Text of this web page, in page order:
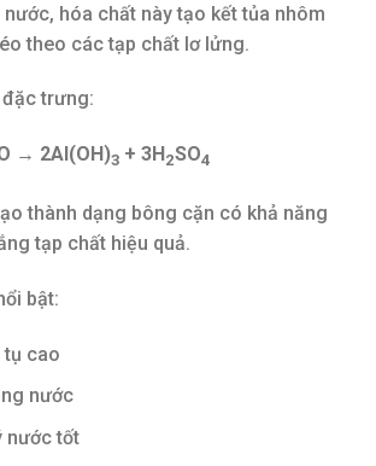
hóa chất này tạo kết tủa nhôm
theo các tạp chất lơ lửng.
đặc trưng:
→ 2Al(OH)3 + 3H 2SO4
thành dạng bông cặn có khả năng
tạp chất hiệu quả.
bật:
tụ cao
nước
nước tốt